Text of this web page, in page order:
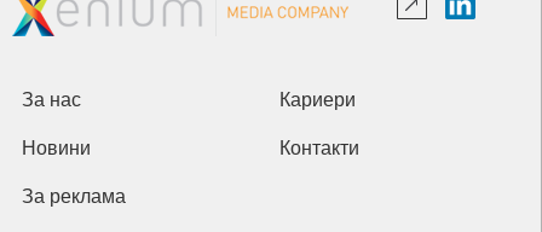
За нас Кариери
Новини Контакти
За реклама